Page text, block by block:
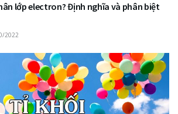
lớp electron? Định nghĩa và phân biệt
2022